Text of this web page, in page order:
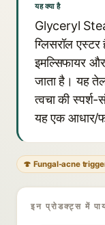
यह क्या है
Glyceryl
ग्लिसरॉल
इमल्सिफायर
जाता है। यह
त्वचा की
यह एक आधार/
🍄 Fungal-acne
इन प्रोडक्ट्स में